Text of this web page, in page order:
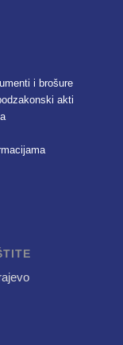
i brošure
akti